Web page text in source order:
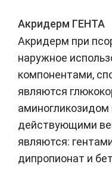
Акридерм ГЕНТА
Акридерм при
наружное
компонентами,
являются
действующими
являются:
дипропионат и